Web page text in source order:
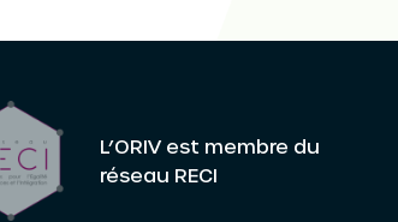
L’ORIV est membre du
réseau RECI